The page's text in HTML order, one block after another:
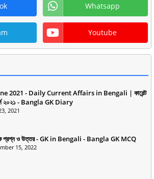
Whatsapp
Youtube
2021 - Daily Current Affairs in Bengali | কারেন্ট
২০২১ - Bangla GK Diary
2021
প্রশ্ন ও উত্তর - GK in Bengali - Bangla GK MCQ
15, 2022